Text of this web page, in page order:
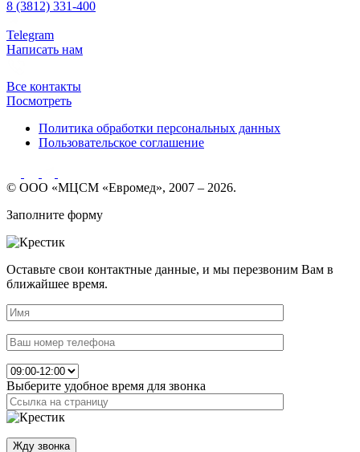
8 (3812) 331-400
Telegram
Написать нам
Все контакты
Посмотреть
Политика обработки персональных данных
Пользовательское соглашение
© ООО «МЦСМ «Евромед», 2007 – 2026.
Заполните форму
Оставьте свои контактные данные, и мы перезвоним Вам в
ближайшее время.
Выберите удобное время для звонка